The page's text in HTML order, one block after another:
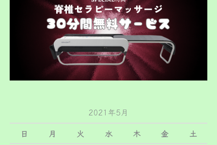
2021年5月
日
月 火 水 木 金
土